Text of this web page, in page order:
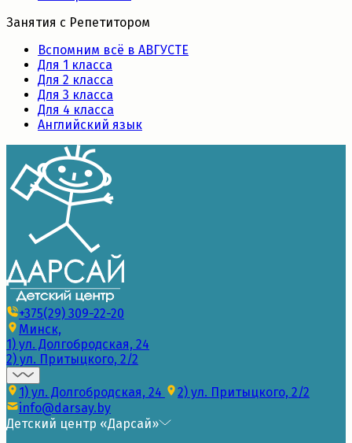
Занятия с Репетитором
Вспомним всё в АВГУСТЕ
Для 1 класса
Для 2 класса
Для 3 класса
Для 4 класса
Английский язык
+375(29) 309-22-20
Минск,
1) ул. Долгобродская, 24
2) ул. Притыцкого, 2/2
1) ул. Долгобродская, 24
2) ул. Притыцкого, 2/2
info@darsay.by
Детский центр «Дарсай»